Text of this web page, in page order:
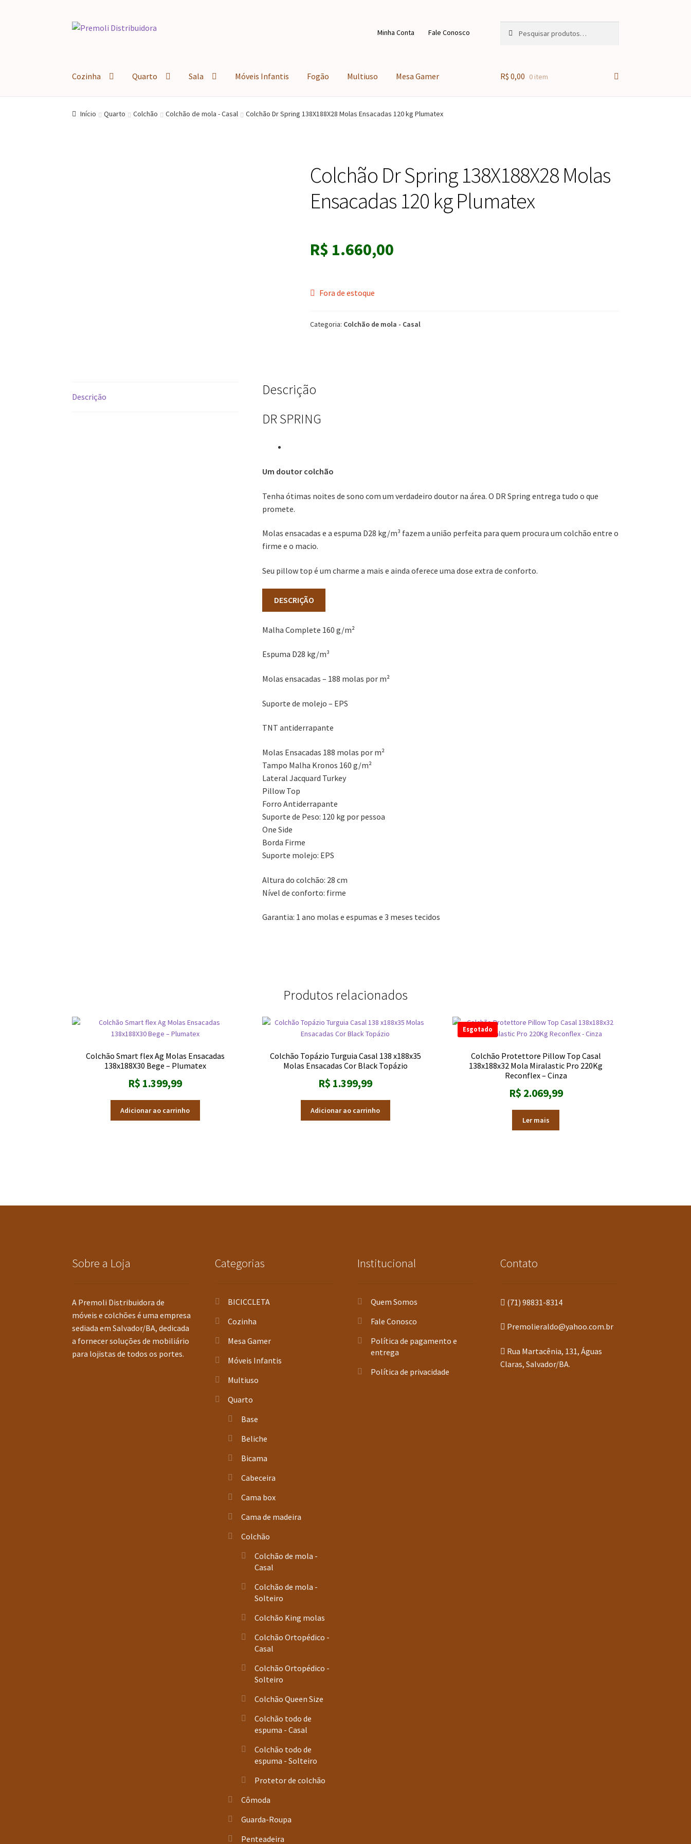
Pular
Pular
Minha Conta Fale Conosco
por:
Cozinha Quarto Sala Móveis Infantis Fogão Multiuso Mesa Gamer R$ 0,00 0 item
Início Quarto Colchão Colchão de mola - Casal Colchão Dr Spring 138X188X28 Molas Ensacadas 120 kg Plumatex
Colchão Dr Spring 138X188X28 Molas
Ensacadas 120 kg Plumatex
R$ 1.660,00
Fora de estoque
Categoria: Colchão de mola - Casal
Descrição
Descrição
DR SPRING
Um doutor colchão
Tenha ótimas noites de sono com um verdadeiro doutor na área. O DR Spring entrega tudo o que
promete.
Molas ensacadas e a espuma D28 kg/m³ fazem a união perfeita para quem procura um colchão entre o
firme e o macio.
Seu pillow top é um charme a mais e ainda oferece uma dose extra de conforto.
DESCRIÇÃO
Malha Complete 160 g/m²
Espuma D28 kg/m³
Molas ensacadas – 188 molas por m²
Suporte de molejo – EPS
TNT antiderrapante
Molas Ensacadas 188 molas por m²
Tampo Malha Kronos 160 g/m²
Lateral Jacquard Turkey
Pillow Top
Forro Antiderrapante
Suporte de Peso: 120 kg por pessoa
One Side
Borda Firme
Suporte molejo: EPS
Altura do colchão: 28 cm
Nível de conforto: firme
Garantia: 1 ano molas e espumas e 3 meses tecidos
Produtos relacionados
Colchão Smart flex Ag Molas Ensacadas
138x188X30 Bege – Plumatex
R$ 1.399,99
Adicionar ao carrinho
Colchão Topázio Turguia Casal 138 x188x35
Molas Ensacadas Cor Black Topázio
R$ 1.399,99
Adicionar ao carrinho
Esgotado
Colchão Protettore Pillow Top Casal
138x188x32 Mola Miralastic Pro 220Kg
Reconflex – Cinza
R$ 2.069,99
Ler mais
Sobre a Loja
A Premoli Distribuidora de
móveis e colchões é uma empresa
sediada em Salvador/BA, dedicada
a fornecer soluções de mobiliário
para lojistas de todos os portes.
Categorias
BICICCLETA
Cozinha
Mesa Gamer
Móveis Infantis
Multiuso
Quarto
Base
Beliche
Bicama
Cabeceira
Cama box
Cama de madeira
Colchão
Colchão de mola -
Casal
Colchão de mola -
Solteiro
Colchão King molas
Colchão Ortopédico -
Casal
Colchão Ortopédico -
Solteiro
Colchão Queen Size
Colchão todo de
espuma - Casal
Colchão todo de
espuma - Solteiro
Protetor de colchão
Cômoda
Guarda-Roupa
Penteadeira
Institucional
Quem Somos
Fale Conosco
Política de pagamento e
entrega
Política de privacidade
Contato
(71) 98831-8314
Premolieraldo@yahoo.com.br
Rua Martacênia, 131, Águas
Claras, Salvador/BA.